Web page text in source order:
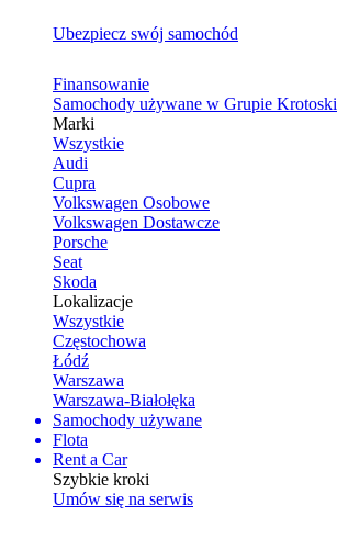
Ubezpiecz swój samochód
Finansowanie
Samochody używane w Grupie Krotoski
Marki
Wszystkie
Audi
Cupra
Volkswagen Osobowe
Volkswagen Dostawcze
Porsche
Seat
Skoda
Lokalizacje
Wszystkie
Częstochowa
Łódź
Warszawa
Warszawa-Białołęka
Samochody używane
Flota
Rent a Car
Szybkie kroki
Umów się na serwis